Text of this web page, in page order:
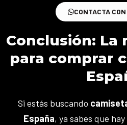
CONTACTA
Conclusión: La
para comprar
Si estás buscando
España, ya sabes que